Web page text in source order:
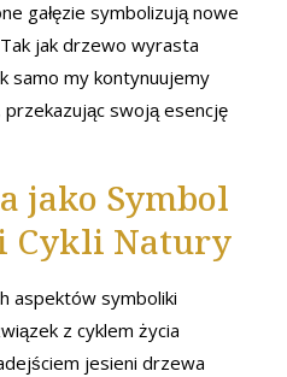
gałęzie symbolizują nowe
jak drzewo wyrasta
samo my kontynuujemy
swoją esencję
jako Symbol
Cykli Natury
aspektów symboliki
z cyklem życia
jesieni drzewa